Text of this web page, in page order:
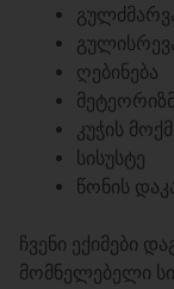
ღებინება
კუჭის
სისუსტე
წონის
ჩვენი ექიმები
მომნელებელი